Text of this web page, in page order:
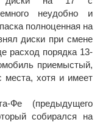
неудобно и
полноценная на
диски при смене
расход порядка 13-
приемыстый,
места, хотя и имеет
(предыдущего
собирался на